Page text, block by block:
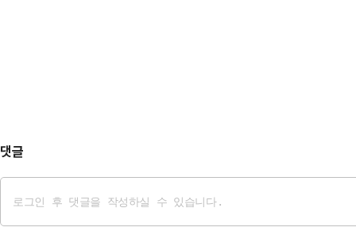
댓글